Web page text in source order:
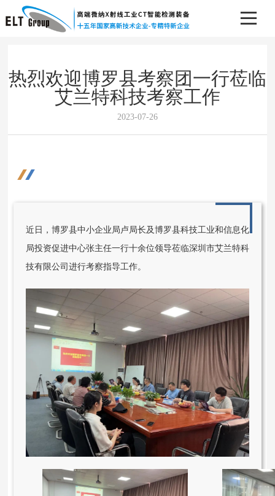
热烈欢迎博罗县考察团一行莅临
艾兰特科技考察工作
2023-07-26
近日，博罗县中小企业局卢局长及博罗县科技工业和信息化
局投资促进中心张主任一行十余位领导莅临深圳市艾兰特科
技有限公司进行考察指导工作。